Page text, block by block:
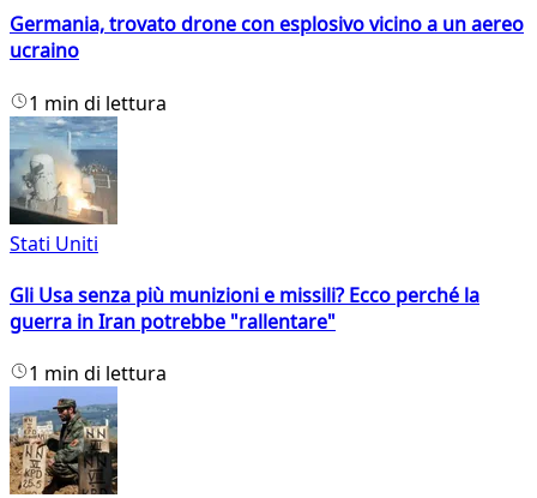
Germania, trovato drone con esplosivo vicino a un aereo
ucraino
1 min di lettura
Stati Uniti
Gli Usa senza più munizioni e missili? Ecco perché la
guerra in Iran potrebbe "rallentare"
1 min di lettura